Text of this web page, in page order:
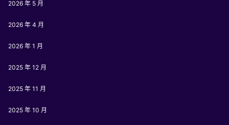
2026 年 5 月
2026 年 4 月
2026 年 1 月
2025 年 12 月
2025 年 11 月
2025 年 10 月